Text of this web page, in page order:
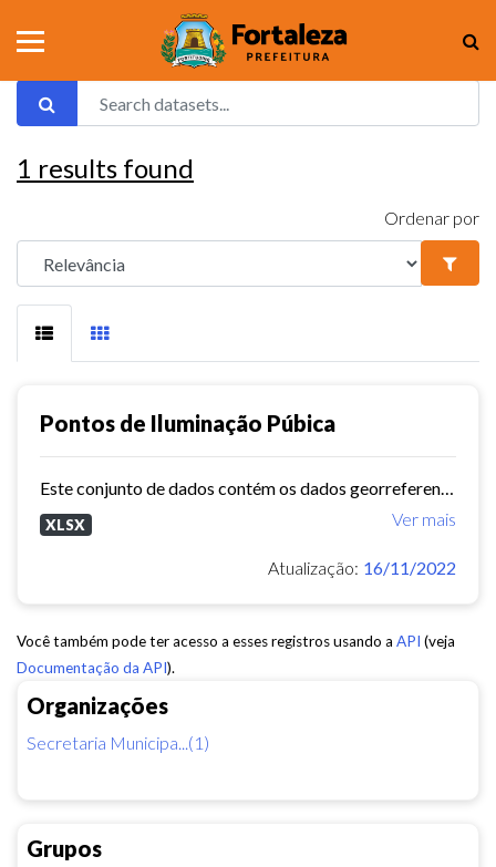
Organizações
Secretaria Municipa...(1)
Grupos
1 results found
Ordenar por
Pontos de Iluminação Púbica
Ver mais
XLSX
Atualização: 16/11/2022
Você também pode ter acesso a esses registros usando a API (veja
Documentação da API).